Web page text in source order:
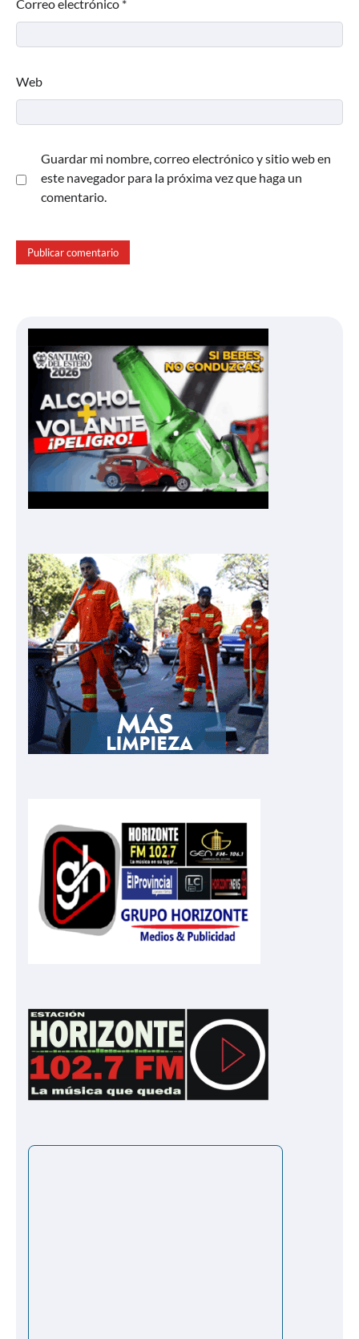
Correo electrónico *
Web
Guardar mi nombre, correo electrónico y sitio web en
este navegador para la próxima vez que haga un
comentario.